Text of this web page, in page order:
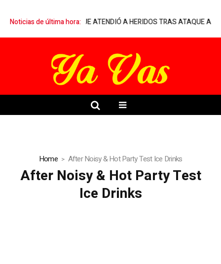
Noticias de última hora:
A MÉDICO QUE ATENDIÓ A HERIDOS TRAS ATAQUE
Home After Noisy & Hot Party Test Ice Drinks
After Noisy & Hot Party Test
Ice Drinks